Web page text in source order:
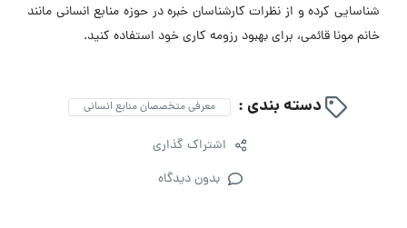
شناسایی کرده و از نظرات کارشناسان خبره در حوزه منابع انسانی مانند
خانم مونا قائمی، برای بهبود رزومه کاری خود استفاده کنید.
دسته بندی : معرفی متخصصان منابع انسانی
اشتراک گذاری
بدون دیدگاه